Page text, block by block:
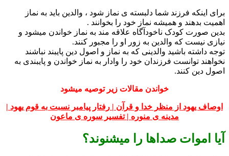
برای اینکه فرزند شما دلبسته ی نماز شود ، والدین باید به نماز
اهمیت بدهند و همیشه نماز خود را بخوانند .
بدین صورت کودک ناخودآگاه علاقه مند به نماز خواندن میشود و
نیازی نیست که والدین به زور او را مجبور کنند.
توجه داشته باشید والدینی که به نماز و اصول دین پایبند نباشند
نخواهند توانست فرزندان خود را وادار به نماز خواندن و پایبندی به
اصول دین کنند.
خواندن مقالات زیر توصیه میشود
اوصاف یهود از منظر خدا و قرآن | رفتار پیامبر نسبت به قوم یهود |
مدینه ی منوره |تفسیر سوره ی ماعون
آیا اموات صداها را میشنوند؟